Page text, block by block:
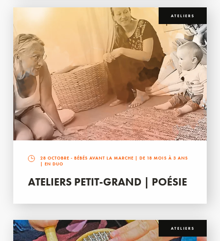
ATELIERS
28 OCTOBRE - BÉBÉS AVANT LA MARCHE | DE 18 MOIS À 3 ANS
| EN DUO
ATELIERS PETIT-GRAND | POÉSIE
ATELIERS